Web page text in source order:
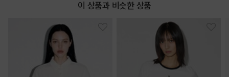
PRODUCT VIEW
이 상품과 비슷한 상품